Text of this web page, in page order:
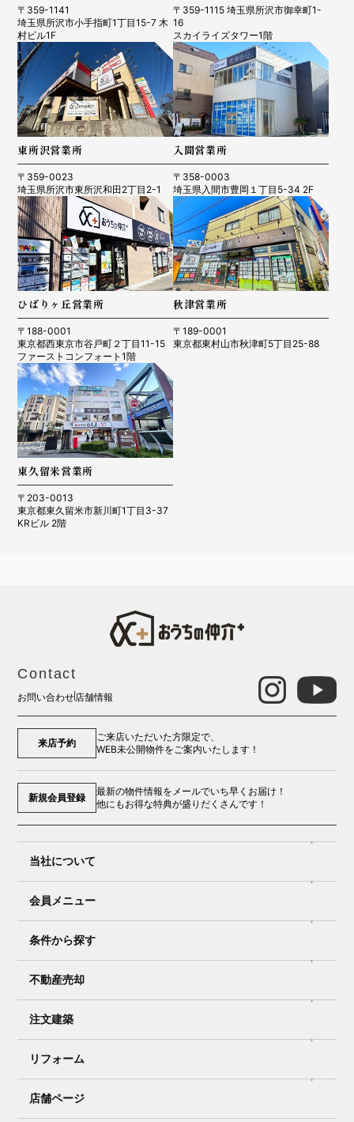
〒359-1141
埼玉県所沢市小手指町1丁目15-7 木
村ビル1F
〒359-1115 埼玉県所沢市御幸町1-
16
スカイライズタワー1階
東所沢営業所
〒359-0023
埼玉県所沢市東所沢和田2丁目2-1
入間営業所
〒358-0003
埼玉県入間市豊岡１丁目5-34 2F
ひばりヶ丘営業所
〒188-0001
東京都西東京市谷戸町２丁目11-15
ファーストコンフォート1階
秋津営業所
〒189-0001
東京都東村山市秋津町5丁目25-88
東久留米営業所
〒203-0013
東京都東久留米市新川町1丁目3-37
KRビル 2階
Contact
お問い合わせ店舗情報
来店予約
ご来店いただいた方限定で、
WEB未公開物件をご案内いたします！
新規会員登録
最新の物件情報をメールでいち早くお届け！
他にもお得な特典が盛りだくさんです！
当社について
会員メニュー
条件から探す
不動産売却
注文建築
リフォーム
店舗ページ